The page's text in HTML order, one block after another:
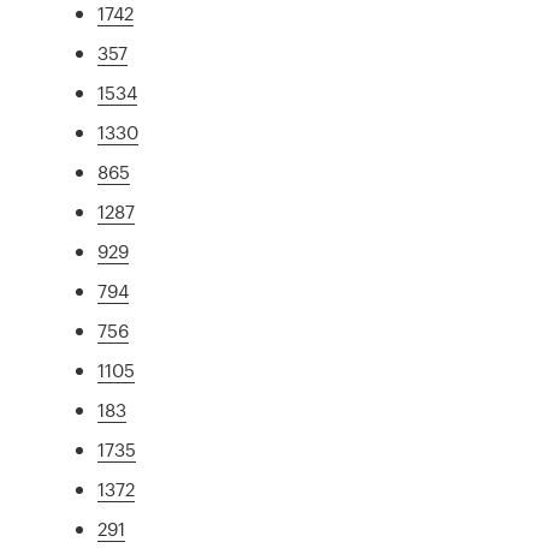
1742
357
1534
1330
865
1287
929
794
756
1105
183
1735
1372
291